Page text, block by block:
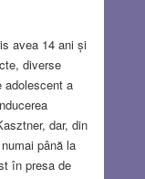
avea 14 ani și
diverse
adolescent a
dar, din
până la
în presa de